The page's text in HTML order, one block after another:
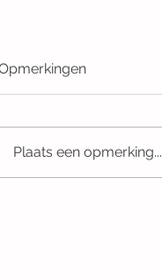
Plaats een opmerking...